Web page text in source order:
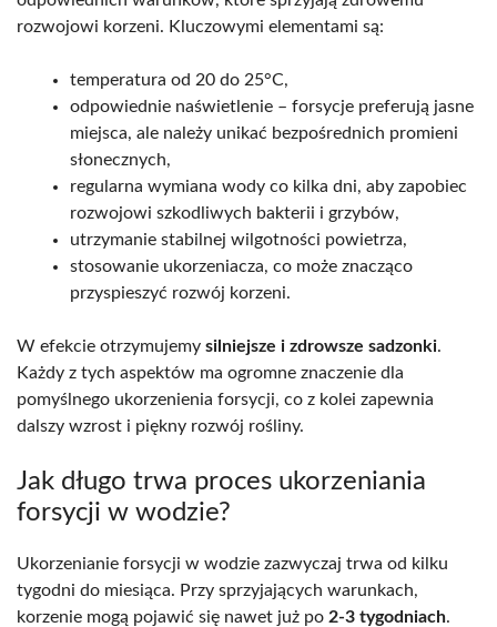
rozwojowi korzeni. Kluczowymi elementami są:
temperatura od 20 do 25°C,
odpowiednie naświetlenie – forsycje preferują jasne
miejsca, ale należy unikać bezpośrednich promieni
słonecznych,
regularna wymiana wody co kilka dni, aby zapobiec
rozwojowi szkodliwych bakterii i grzybów,
utrzymanie stabilnej wilgotności powietrza,
stosowanie ukorzeniacza, co może znacząco
przyspieszyć rozwój korzeni.
W efekcie otrzymujemy silniejsze i zdrowsze sadzonki.
Każdy z tych aspektów ma ogromne znaczenie dla
pomyślnego ukorzenienia forsycji, co z kolei zapewnia
dalszy wzrost i piękny rozwój rośliny.
Jak długo trwa proces ukorzeniania
forsycji w wodzie?
Ukorzenianie forsycji w wodzie zazwyczaj trwa od kilku
tygodni do miesiąca. Przy sprzyjających warunkach,
korzenie mogą pojawić się nawet już po 2-3 tygodniach.